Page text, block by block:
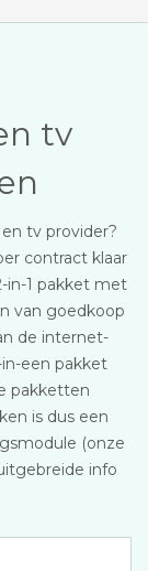
tv
tv provider?
contract klaar
in-1 pakket met
van goedkoop
de internet-
een pakket
pakketten
is dus een
(onze
info